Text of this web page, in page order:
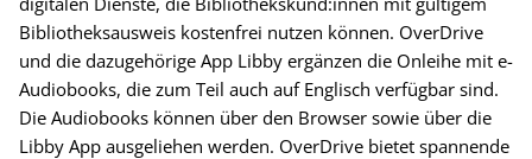
Bibliotheksausweis kostenfrei nutzen können. OverDrive
und die dazugehörige App Libby ergänzen die Onleihe mit e-
Audiobooks, die zum Teil auch auf Englisch verfügbar sind.
Die Audiobooks können über den Browser sowie über die
Libby App ausgeliehen werden. OverDrive bietet spannende